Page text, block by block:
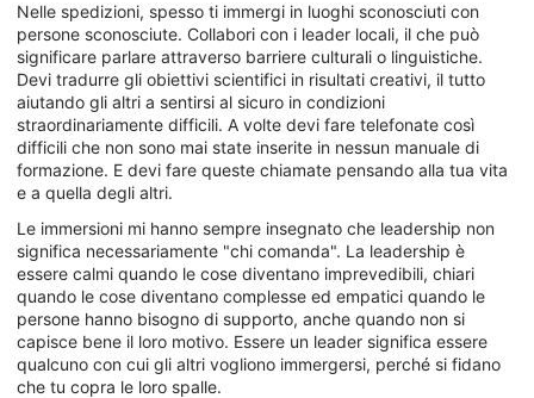
Nelle spedizioni, spesso ti immergi in luoghi sconosciuti con
persone sconosciute. Collabori con i leader locali, il che può
significare parlare attraverso barriere culturali o linguistiche.
Devi tradurre gli obiettivi scientifici in risultati creativi, il tutto
aiutando gli altri a sentirsi al sicuro in condizioni
straordinariamente difficili. A volte devi fare telefonate così
difficili che non sono mai state inserite in nessun manuale di
formazione. E devi fare queste chiamate pensando alla tua vita
e a quella degli altri.
Le immersioni mi hanno sempre insegnato che leadership non
significa necessariamente "chi comanda". La leadership è
essere calmi quando le cose diventano imprevedibili, chiari
quando le cose diventano complesse ed empatici quando le
persone hanno bisogno di supporto, anche quando non si
capisce bene il loro motivo. Essere un leader significa essere
qualcuno con cui gli altri vogliono immergersi, perché si fidano
che tu copra le loro spalle.